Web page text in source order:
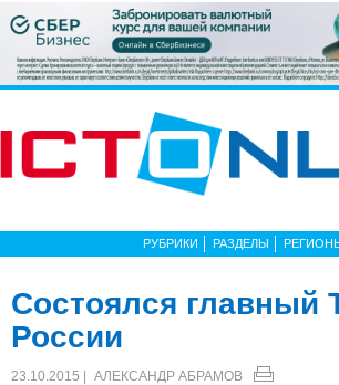
РУБРИКИ РАЗДЕЛЫ
Состоялся главный
России
23.10.2015 | АЛЕКСАНДР АБРАМОВ